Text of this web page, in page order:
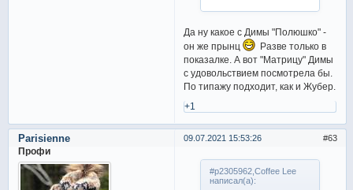
Да ну какое с Димы "Полюшко" -
он же прынц
Разве только в
показалке. А вот "Матрицу" Димы
с удовольствием посмотрела бы.
По типажу подходит, как и Жубер.
+1
63
09.07.2021 15:53:26
Parisienne
Профи
#p2305962,Coffee Lee
написал(а):